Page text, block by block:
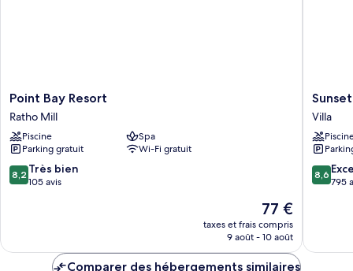
Point
Bay
Resort
Ratho
Mill
Point Bay Resort
Ratho Mill
Piscine
Spa
Parking gratuit
Wi-Fi gratuit
8.2
sur
8,2 Très bien
105 avis
Le
nouveau
prix
de
77 €
taxes et frais compris
9 août - 10 août
Sunset
Shores
Beach
Hotel
Villa
Villa
8.6
sur
8,6
795
Comparer des hébergements similaires